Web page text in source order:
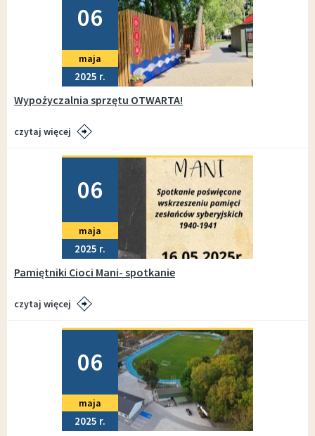
06
maja
2025
Wypożyczalnia sprzętu OTWARTA!
czytaj więcej
06
maja
2025
Pamiętniki Cioci Mani- spotkanie
czytaj więcej
06
maja
2025